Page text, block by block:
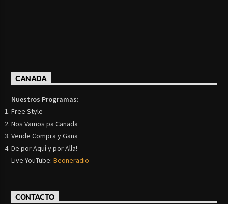
CANADA
Nuestros Programas:
Free Style
Nos Vamos pa Canada
Vende Compra y Gana
De por Aquí y por Alla!
Live YouTube:Beoneradio
CONTACTO